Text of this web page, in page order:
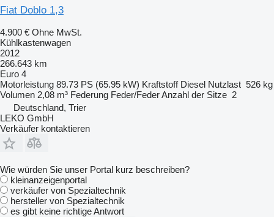
Fiat Doblo 1,3
4.900 € Ohne MwSt.
Kühlkastenwagen
2012
266.643 km
Euro 4
Motorleistung 89.73 PS (65.95 kW) Kraftstoff Diesel Nutzlast 526 kg
Volumen 2,08 m³ Federung Feder/FederAnzahl der Sitze 2
Deutschland, Trier
LEKO GmbH
Verkäufer kontaktieren
Wie würden Sie unser Portal kurz beschreiben?
kleinanzeigenportal
verkäufer von Spezialtechnik
hersteller von Spezialtechnik
es gibt keine richtige Antwort